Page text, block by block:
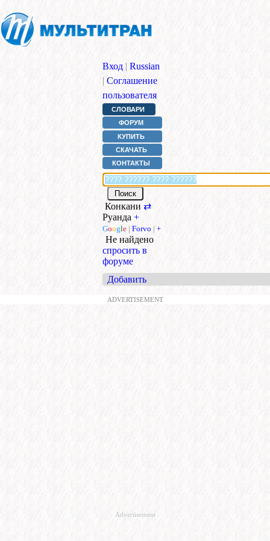
Вход | Russian
| Соглашение
пользователя
СЛОВАРИ
ФОРУМ
КУПИТЬ
СКАЧАТЬ
КОНТАКТЫ
Конкани ⇄
Руанда +
Google | Forvo | +
Не найдено
спросить в
форуме
Добавить
ADVERTISEMENT
Advertisement